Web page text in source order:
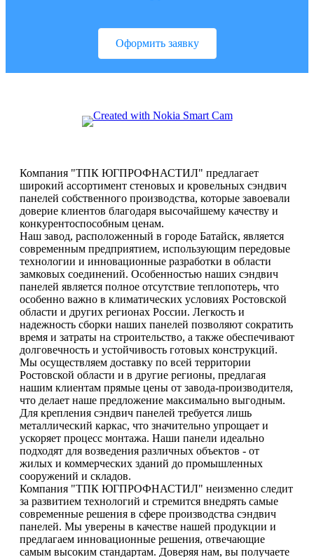
Оформить заявку
Компания "ТПК ЮГПРОФНАСТИЛ" предлагает
широкий ассортимент стеновых и кровельных сэндвич
панелей собственного производства, которые завоевали
доверие клиентов благодаря высочайшему качеству и
конкурентоспособным ценам.
Наш завод, расположенный в городе Батайск, является
современным предприятием, использующим передовые
технологии и инновационные разработки в области
замковых соединений. Особенностью наших сэндвич
панелей является полное отсутствие теплопотерь, что
особенно важно в климатических условиях Ростовской
области и других регионах России. Легкость и
надежность сборки наших панелей позволяют сократить
время и затраты на строительство, а также обеспечивают
долговечность и устойчивость готовых конструкций.
Мы осуществляем доставку по всей территории
Ростовской области и в другие регионы, предлагая
нашим клиентам прямые цены от завода-производителя,
что делает наше предложение максимально выгодным.
Для крепления сэндвич панелей требуется лишь
металлический каркас, что значительно упрощает и
ускоряет процесс монтажа. Наши панели идеально
подходят для возведения различных объектов - от
жилых и коммерческих зданий до промышленных
сооружений и складов.
Компания "ТПК ЮГПРОФНАСТИЛ" неизменно следит
за развитием технологий и стремится внедрять самые
современные решения в сфере производства сэндвич
панелей. Мы уверены в качестве нашей продукции и
предлагаем инновационные решения, отвечающие
самым высоким стандартам. Доверяя нам, вы получаете